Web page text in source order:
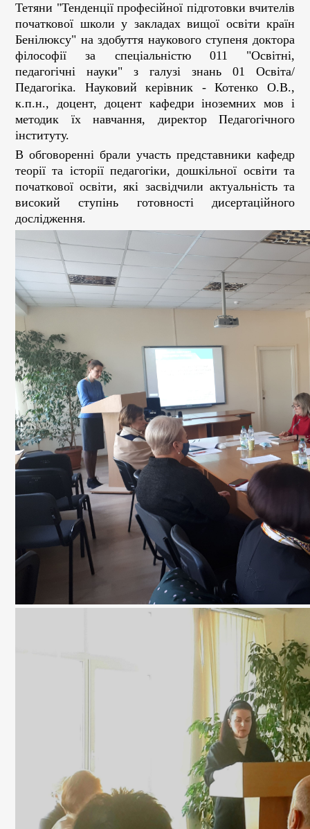
Тетяни "Тенденції професійної підготовки вчителів
початкової школи у закладах вищої освіти країн
Бенілюксу" на здобуття наукового ступеня доктора
філософії за спеціальністю 011 "Освітні,
педагогічні науки" з галузі знань 01 Освіта/
Педагогіка. Науковий керівник - Котенко О.В.,
к.п.н., доцент, доцент кафедри іноземних мов і
методик їх навчання, директор Педагогічного
інституту.
В обговоренні брали участь представники кафедр
теорії та історії педагогіки, дошкільної освіти та
початкової освіти, які засвідчили актуальність та
високий ступінь готовності дисертаційного
дослідження.